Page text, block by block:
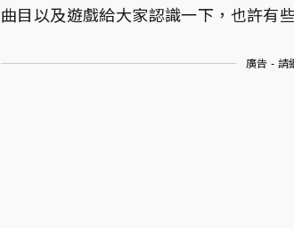
曲目以及遊戲給大家認識一下，也許有
廣告 - 請